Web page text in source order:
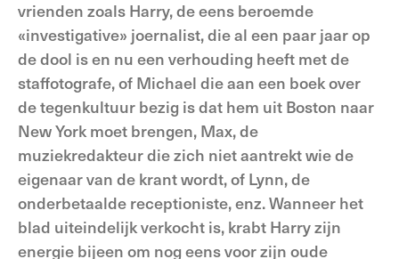
vrienden zoals Harry, de eens beroemde
«investigative» joernalist, die al een paar jaar op
de dool is en nu een verhouding heeft met de
staffotografe, of Michael die aan een boek over
de tegenkultuur bezig is dat hem uit Boston naar
New York moet brengen, Max, de
muziekredakteur die zich niet aantrekt wie de
eigenaar van de krant wordt, of Lynn, de
onderbetaalde receptioniste, enz. Wanneer het
blad uiteindelijk verkocht is, krabt Harry zijn
energie bijeen om nog eens voor zijn oude